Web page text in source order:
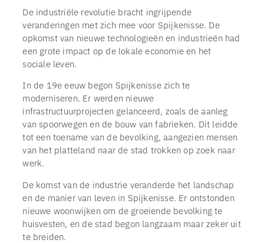
De industriële revolutie bracht ingrijpende
veranderingen met zich mee voor Spijkenisse. De
opkomst van nieuwe technologieën en industrieën had
een grote impact op de lokale economie en het
sociale leven.
In de 19e eeuw begon Spijkenisse zich te
moderniseren. Er werden nieuwe
infrastructuurprojecten gelanceerd, zoals de aanleg
van spoorwegen en de bouw van fabrieken. Dit leidde
tot een toename van de bevolking, aangezien mensen
van het platteland naar de stad trokken op zoek naar
werk.
De komst van de industrie veranderde het landschap
en de manier van leven in Spijkenisse. Er ontstonden
nieuwe woonwijken om de groeiende bevolking te
huisvesten, en de stad begon langzaam maar zeker uit
te breiden.